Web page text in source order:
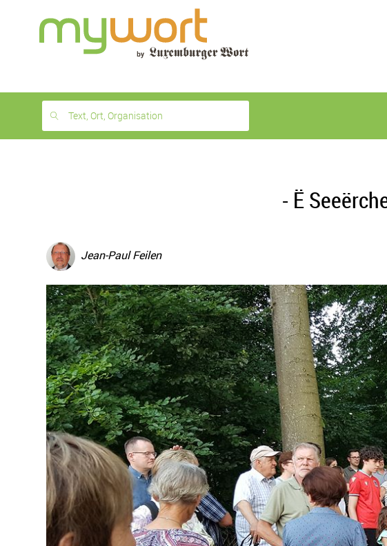
month
free
Text, Ort, Organisation
- Ë
Jean-Paul Feilen